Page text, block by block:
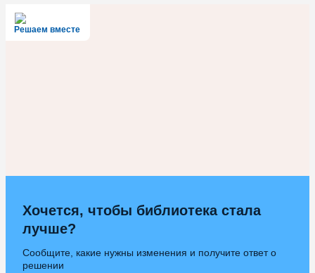
Решаем вместе
Хочется, чтобы библиотека стала
лучше?
Сообщите, какие нужны изменения и получите ответ о
решении